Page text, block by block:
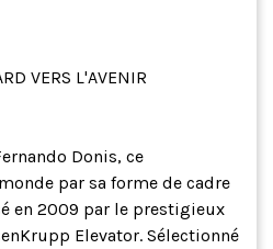
VERS L'AVENIR
Donis, ce
par sa forme de cadre
en 2009 par le prestigieux
Elevator. Sélectionné